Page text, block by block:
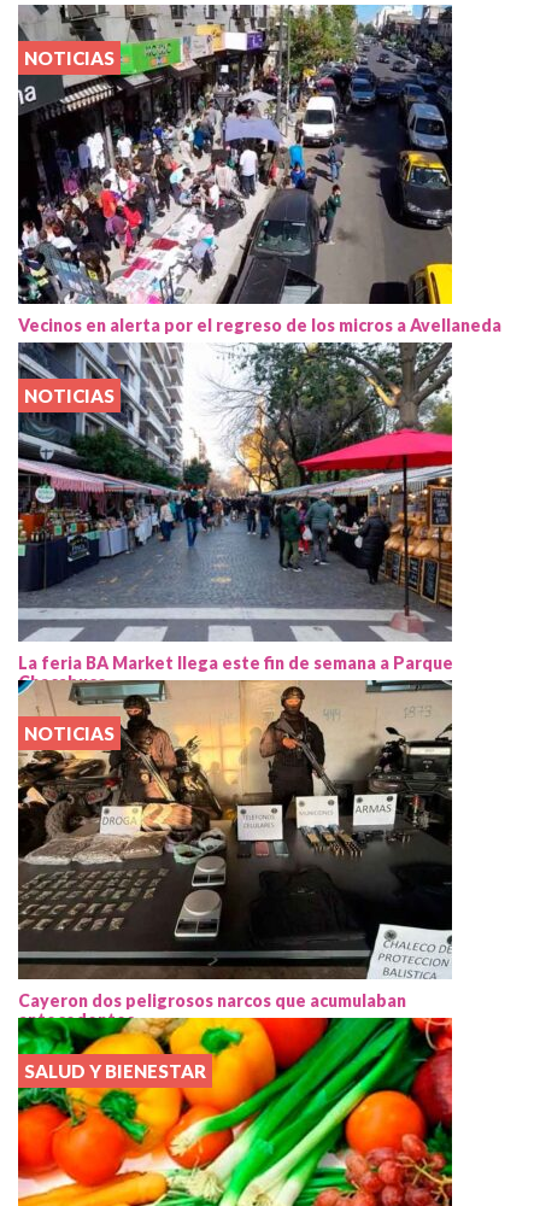
NOTICIAS
Vecinos en alerta por el regreso de los micros a Avellaneda
NOTICIAS
La feria BA Market llega este fin de semana a Parque
Chacabuco
NOTICIAS
Cayeron dos peligrosos narcos que acumulaban
antecedentes
SALUD Y BIENESTAR